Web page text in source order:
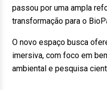
passou por uma ampla
transformação para o
O novo espaço busca
imersiva, com foco em
ambiental e pesquisa